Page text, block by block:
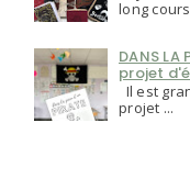
long
DANS LA
projet
Il est
projet ...